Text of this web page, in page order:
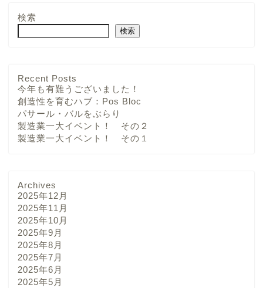
検索
検索
Recent Posts
今年も有難うございました！
創造性を育むハブ：Pos Bloc
パサール・バルをぶらり
製造業一大イベント！ その２
製造業一大イベント！ その１
Archives
2025年12月
2025年11月
2025年10月
2025年9月
2025年8月
2025年7月
2025年6月
2025年5月